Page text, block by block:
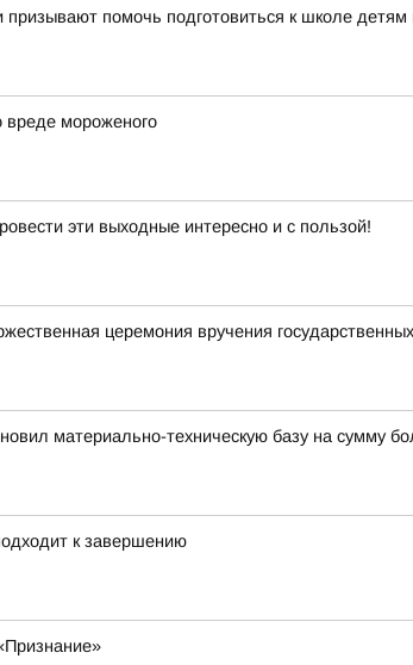
призывают помочь подготовиться к школе
вреде мороженого
эти выходные интересно и с пользой!
церемония вручения
материально-техническую базу на сумму
к завершению